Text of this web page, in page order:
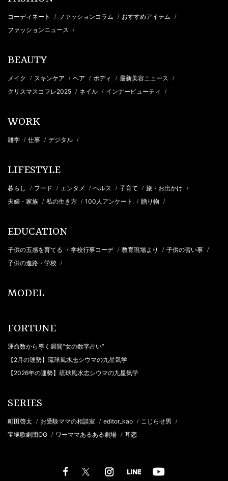
コーディネート / ファッションコラム / おすすめアイテム /
ファッションニュース /
BEAUTY
メイク / スキンケア / ヘア / ボディ / 最新美容ニュース /
クリスマスコフレ2025 / ネイル / インナービューティ /
WORK
雑学 / 仕事 / デジタル /
LIFESTYLE
暮らし / フード / エンタメ / ヘルス / 子育て / 旅・お出かけ /
夫婦・家族 / 私の生き方 / 100人アンケート / 贈り物 /
EDUCATION
子供の五感を育てる / 学校行事コーデ / 教育現場より / 子供の習い事 /
子供の進路・学校 /
MODEL
FORTUNE
運命数から導く週間“女の数字占い”
【2月の運勢】琉球風水志シウマの九星気学
【2026年の運勢】琉球風水志シウマの九星気学
SERIES
町田啓太 / お受験ママの相談室 / editor_kao / こじらせ男 /
宝塚歌劇団OG / ワーママあるある劇場 / 耳恋